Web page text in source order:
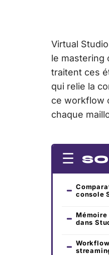
Virtual
le mastering
traitent ces
qui relie la
ce workflow
chaque
console
dans